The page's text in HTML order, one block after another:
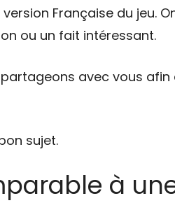
Française du jeu.
ou un fait intéressant.
avec vous
sujet.
à